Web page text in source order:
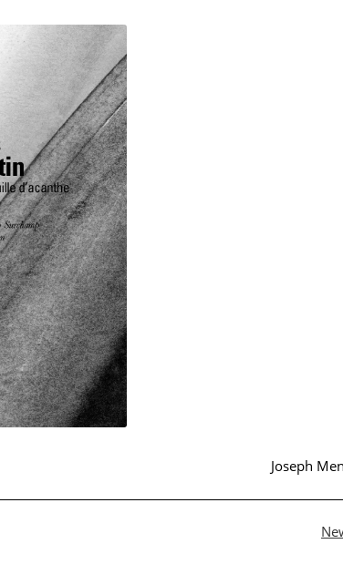
Article
Joseph